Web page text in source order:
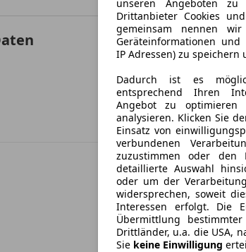
Leistung
Getriebe
Hubraum
Leergewicht
unseren Angeboten
Drittanbieter Cookies
gemeinsam nennen wir
Geräteinformationen und
IP Adressen) zu
Dadurch ist es
entsprechend Ihren
Angebot zu optimieren
analysieren. Klicken Sie
Einsatz von
verbundenen
zuzustimmen oder
detaillierte Auswahl
oder um der
widersprechen, soweit
Interessen erfolgt. Die
Übermittlung
Drittländer, u.a. die USA,
Sie keine Einwilligung